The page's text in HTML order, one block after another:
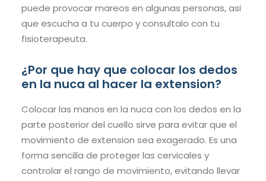
puede provocar mareos en algunas personas, asi
que escucha a tu cuerpo y consultalo con tu
fisioterapeuta.
¿Por que hay que colocar los dedos
en la nuca al hacer la extension?
Colocar las manos en la nuca con los dedos en la
parte posterior del cuello sirve para evitar que el
movimiento de extension sea exagerado. Es una
forma sencilla de proteger las cervicales y
controlar el rango de movimiento, evitando llevar